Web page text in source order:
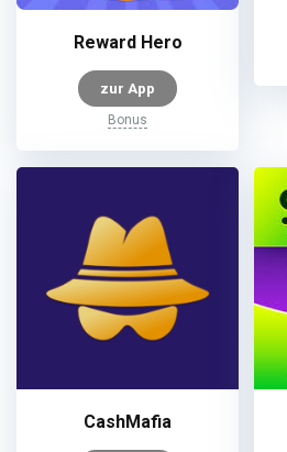
Reward Hero
zur App
Bonus
CashMafia